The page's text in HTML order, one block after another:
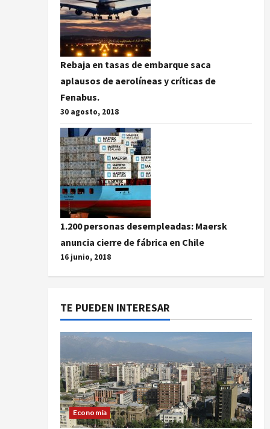
Rebaja en tasas de embarque saca
aplausos de aerolíneas y críticas de
Fenabus.
30 agosto, 2018
1.200 personas desempleadas: Maersk
anuncia cierre de fábrica en Chile
16 junio, 2018
TE PUEDEN INTERESAR
Economía